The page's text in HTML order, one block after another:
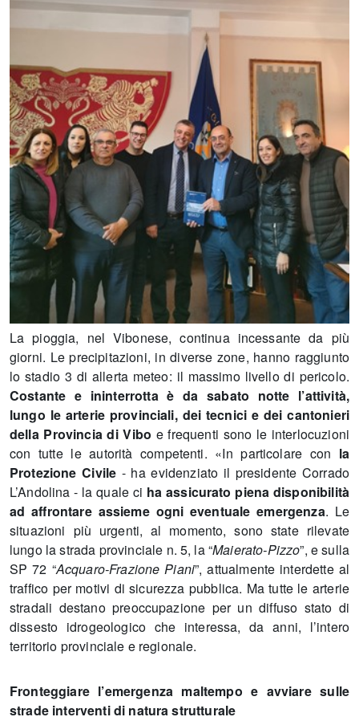
La pioggia, nel Vibonese, continua incessante da più
giorni. Le precipitazioni, in diverse zone, hanno raggiunto
lo stadio 3 di allerta meteo: il massimo livello di pericolo.
Costante e ininterrotta è da sabato notte l’attività,
lungo le arterie provinciali, dei tecnici e dei cantonieri
della Provincia di Vibo e frequenti sono le interlocuzioni
con tutte le autorità competenti. «In particolare con la
Protezione Civile - ha evidenziato il presidente Corrado
L’Andolina - la quale ci ha assicurato piena disponibilità
ad affrontare assieme ogni eventuale emergenza. Le
situazioni più urgenti, al momento, sono state rilevate
lungo la strada provinciale n. 5, la “Maierato-Pizzo”, e sulla
SP 72 “Acquaro-Frazione Piani”, attualmente interdette al
traffico per motivi di sicurezza pubblica. Ma tutte le arterie
stradali destano preoccupazione per un diffuso stato di
dissesto idrogeologico che interessa, da anni, l’intero
territorio provinciale e regionale.
Fronteggiare l’emergenza maltempo e avviare sulle
strade interventi di natura strutturale